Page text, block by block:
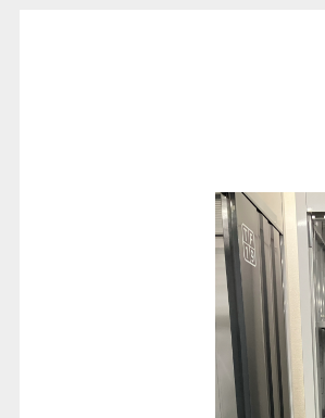
全タイプにハンガーパイプ付
台車設置あり 空